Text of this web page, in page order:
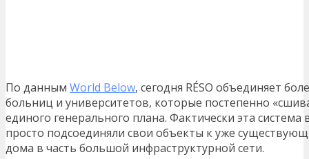
По данным World Below, сегодня RÉSO объединяет
больниц и университетов, которые постепенно
единого генерального плана. Фактически эта
просто подсоединяли свои объекты к уже
дома в часть большой инфраструктурной сети.